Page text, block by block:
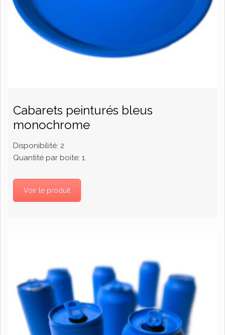
Cabarets peinturés bleus
monochrome
Disponibilité: 2
Quantité par boite: 1
Voir le produit